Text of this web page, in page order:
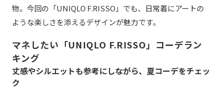
物。今回の「UNIQLO F.RISSO」でも、日常着にアートの
ような楽しさを添えるデザインが魅力です。
マネしたい「UNIQLO F.RISSO」コーデラン
キング
丈感やシルエットも参考にしながら、夏コーデをチェッ
ク